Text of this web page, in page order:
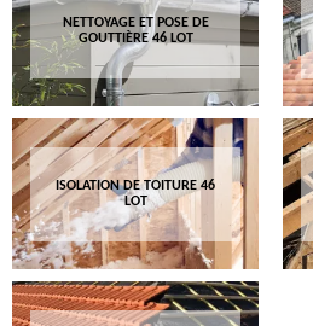
NETTOYAGE ET POSE DE
GOUTTIÈRE 46 LOT
ISOLATION DE TOITURE 46
LOT